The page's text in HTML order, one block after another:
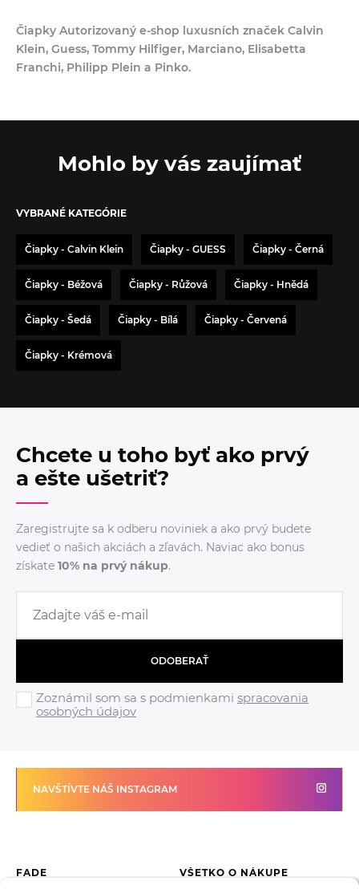
Čiapky Autorizovaný e-shop luxusních značek Calvin
Klein, Guess, Tommy Hilfiger, Marciano, Elisabetta
Franchi, Philipp Plein a Pinko.
Mohlo by vás zaujímať
VYBRANÉ KATEGÓRIE
Čiapky - Calvin Klein Čiapky - GUESS Čiapky - Černá
Čiapky - Béžová Čiapky - Růžová Čiapky - Hnědá
Čiapky - Šedá Čiapky - Bílá Čiapky - Červená
Čiapky - Krémová
Chcete u toho byť ako prvý
a ešte ušetriť?
Zaregistrujte sa k odberu noviniek a ako prvý budete
vedieť o našich akciách a zľavách. Naviac ako bonus
získate 10% na prvý nákup.
ODOBERAŤ
Zoznámil som sa s podmienkami spracovania
osobných údajov
NAVŠTÍVTE NÁŠ INSTAGRAM
FADE VŠETKO O NÁKUPE